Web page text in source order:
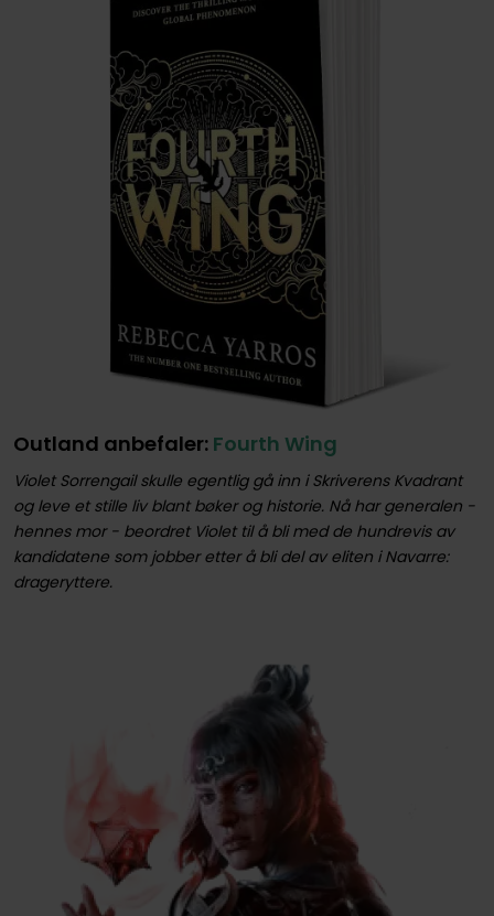
Outland anbefaler: Fourth Wing
Violet Sorrengail skulle egentlig gå inn i Skriverens Kvadrant
og leve et stille liv blant bøker og historie. Nå har generalen -
hennes mor - beordret Violet til å bli med de hundrevis av
kandidatene som jobber etter å bli del av eliten i Navarre:
drageryttere.